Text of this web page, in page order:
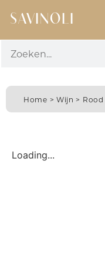
SAVINOLI
Home > Wijn > Rood
Loading...